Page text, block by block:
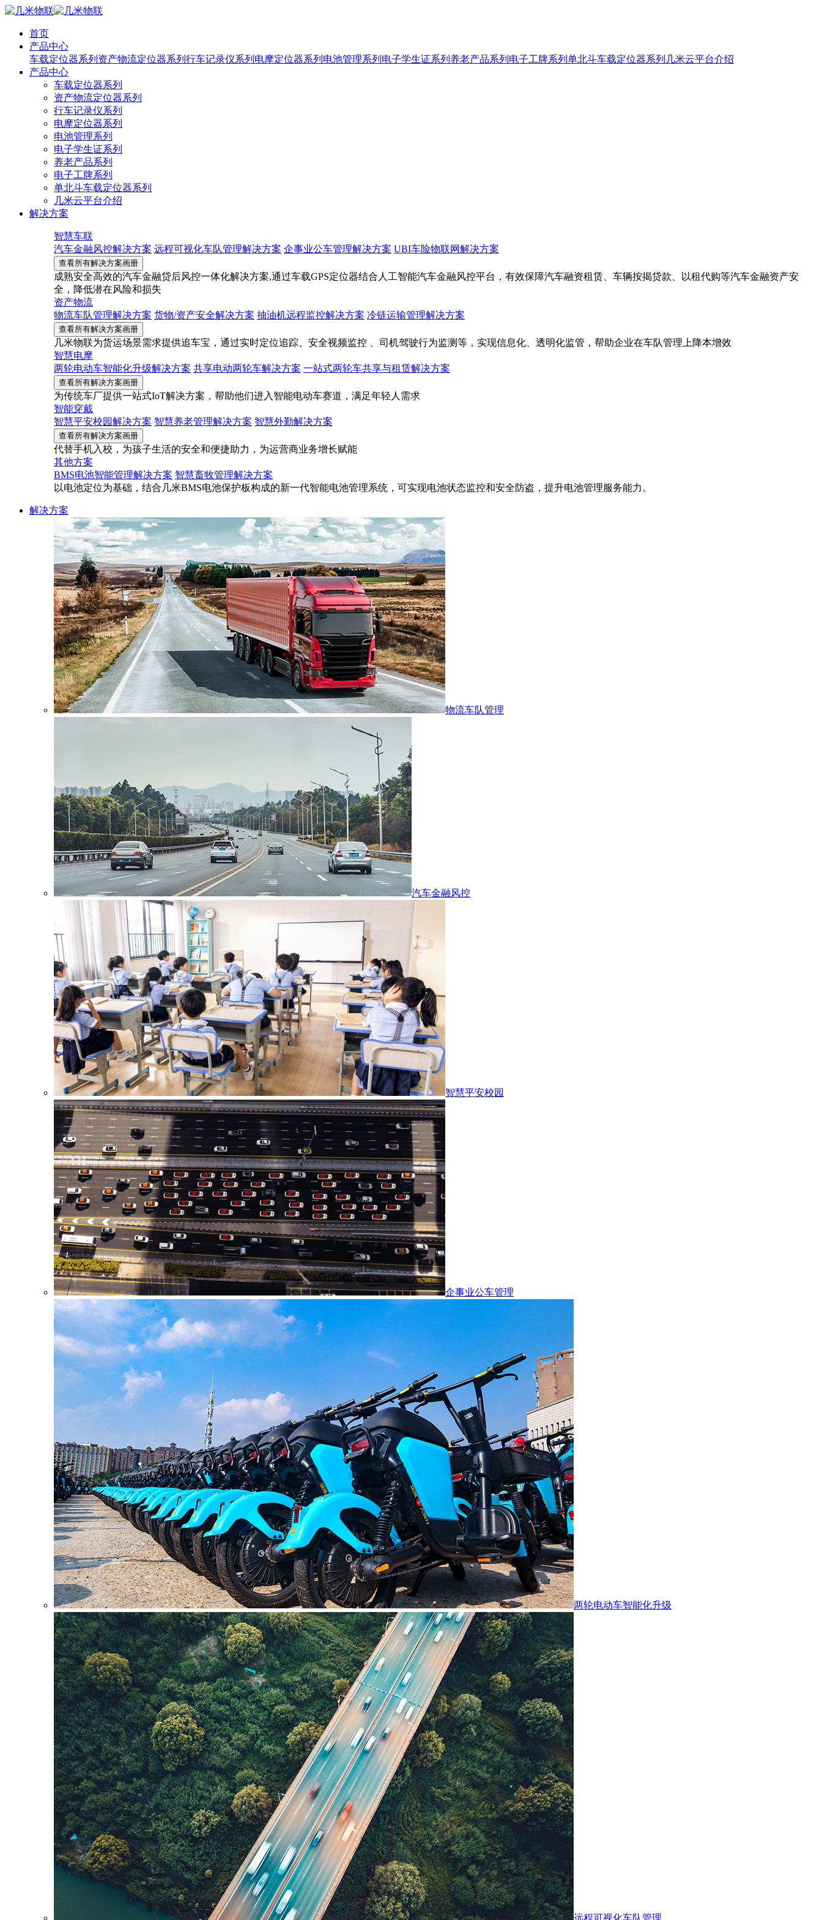
首页
产品中心
车载定位器系列 资产物流定位器系列 行车记录仪系列 电摩定位器系列 电池管理系列 电子学生证系列 养老产品系列 电子工牌系列 单北斗车载定位器系列 几米云平台介绍
产品中心
车载定位器系列
资产物流定位器系列
行车记录仪系列
电摩定位器系列
电池管理系列
电子学生证系列
养老产品系列
电子工牌系列
单北斗车载定位器系列
几米云平台介绍
解决方案
智慧车联
汽车金融风控解决方案 远程可视化车队管理解决方案 企事业公车管理解决方案 UBI车险物联网解决方案
查看所有解决方案画册
成熟安全高效的汽车金融贷后风控一体化解决方案,通过车载GPS定位器结合人工智能汽车金融风控平台，有效保障汽车融资租赁、车辆按揭贷款、以租代购等汽车金融资产安
全，降低潜在风险和损失
资产物流
物流车队管理解决方案 货物/资产安全解决方案 抽油机远程监控解决方案 冷链运输管理解决方案
查看所有解决方案画册
几米物联为货运场景需求提供追车宝，通过实时定位追踪、安全视频监控 、司机驾驶行为监测等，实现信息化、透明化监管，帮助企业在车队管理上降本增效
智慧电摩
两轮电动车智能化升级解决方案 共享电动两轮车解决方案 一站式两轮车共享与租赁解决方案
查看所有解决方案画册
为传统车厂提供一站式IoT解决方案，帮助他们进入智能电动车赛道，满足年轻人需求
智能穿戴
智慧平安校园解决方案 智慧养老管理解决方案 智慧外勤解决方案
查看所有解决方案画册
代替手机入校，为孩子生活的安全和便捷助力，为运营商业务增长赋能
其他方案
BMS电池智能管理解决方案 智慧畜牧管理解决方案
以电池定位为基础，结合几米BMS电池保护板构成的新一代智能电池管理系统，可实现电池状态监控和安全防盗，提升电池管理服务能力。
解决方案
物流车队管理
汽车金融风控
智慧平安校园
企事业公车管理
两轮电动车智能化升级
远程可视化车队管理